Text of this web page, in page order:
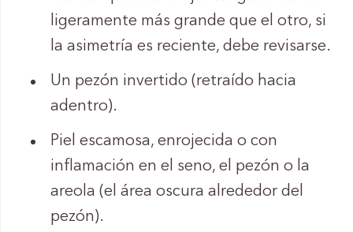
ligeramente más grande que el otro, si
la asimetría es reciente, debe revisarse.
Un pezón invertido (retraído hacia
adentro).
Piel escamosa, enrojecida o con
inflamación en el seno, el pezón o la
areola (el área oscura alrededor del
pezón).